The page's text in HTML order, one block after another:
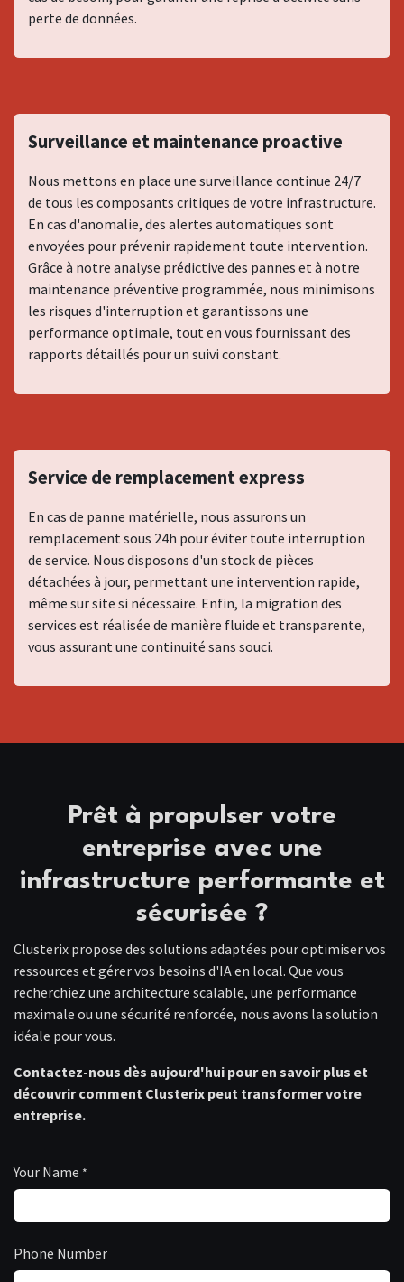
perte de données.
Surveillance et maintenance proactive
Nous mettons en place une surveillance continue 24/7
de tous les composants critiques de votre infrastructure.
En cas d'anomalie, des alertes automatiques sont
envoyées pour prévenir rapidement toute intervention.
Grâce à notre analyse prédictive des pannes et à notre
maintenance préventive programmée, nous minimisons
les risques d'interruption et garantissons une
performance optimale, tout en vous fournissant des
rapports détaillés pour un suivi constant.
Service de remplacement express
En cas de panne matérielle, nous assurons un
remplacement sous 24h pour éviter toute interruption
de service. Nous disposons d'un stock de pièces
détachées à jour, permettant une intervention rapide,
même sur site si nécessaire. Enfin, la migration des
services est réalisée de manière fluide et transparente,
vous assurant une continuité sans souci.
Prêt à propulser votre
entreprise avec une
infrastructure performante et
sécurisée ?
Clusterix propose des solutions adaptées pour optimiser vos
ressources et gérer vos besoins d'IA en local. Que vous
recherchiez une architecture scalable, une performance
maximale ou une sécurité renforcée, nous avons la solution
idéale pour vous.
Contactez-nous dès aujourd'hui pour en savoir plus et
découvrir comment Clusterix peut transformer votre
entreprise.
Your Name *
Phone Number